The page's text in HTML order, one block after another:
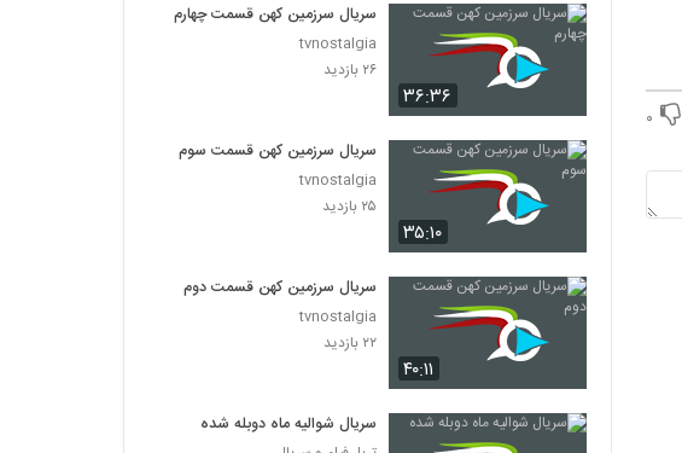
۰
۳۶:۳۶
سریال سرزمین کهن قسمت چهارم
tvnostalgia
۲۶ بازدید
۳۵:۱۰
سریال سرزمین کهن قسمت سوم
tvnostalgia
۲۵ بازدید
۴۰:۱۱
سریال سرزمین کهن قسمت دوم
tvnostalgia
۲۲ بازدید
سریال شوالیه ماه دوبله شده